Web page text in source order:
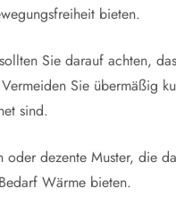
bieten.
Sie darauf achten,
Sie übermäßig
sind.
dezente Muster, die
Wärme bieten.